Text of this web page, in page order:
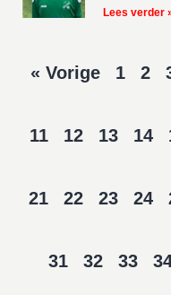
Lees verder
« Vorige 1 2
11 12 13 14
21 22 23 24
31 32 33